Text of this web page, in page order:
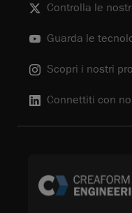
Controlla le
Guarda le
Scopri i nostri
Connettiti con